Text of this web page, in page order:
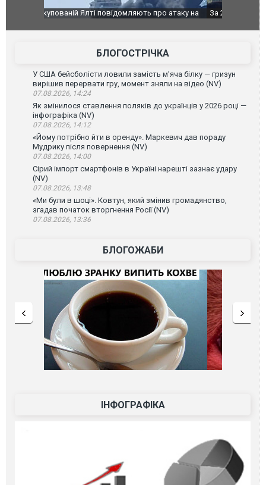
За 2000 кілометрів від кордону з Україною: в
склад Wildberries. ФОТО. ВІДЕО
В
БЛОГОСТРІЧКА
У США бейсболісти ловили замість м’яча білку — гризун
вирішив перервати гру, момент зняли на відео (NV)
07.08.2026, 14:24
Як змінилося ставлення поляків до українців у 2026 році —
інфографіка (NV)
07.08.2026, 14:12
«Йому потрібно йти в оренду». Маркевич дав пораду
Мудрику після повернення (NV)
07.08.2026, 14:00
Сірий імпорт смартфонів в Україні нарешті зазнає удару
(NV)
07.08.2026, 13:48
«Ми були в шоці». Ковтун, який змінив громадянство,
згадав початок вторгнення Росії (NV)
07.08.2026, 13:36
БЛОГОЖАБИ
ІНФОГРАФІКА